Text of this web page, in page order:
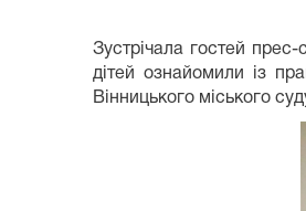
Зустрічала гостей
дітей ознайомили із
Вінницького міського